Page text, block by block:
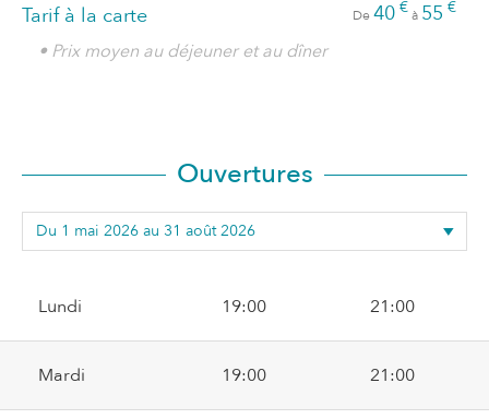
Tarif à la carte De 40 €à 55 €
• Prix moyen au déjeuner et au dîner
Ouvertures
Lundi 19:00 21:00
Mardi 19:00 21:00